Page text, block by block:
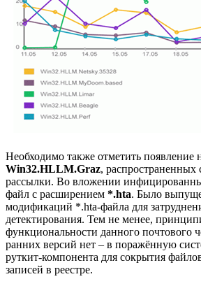
Необходимо также отметить
Win32.HLLM.Graz,
рассылки. Во вложении
файл с расширением *.hta. Было
модификаций *.hta-файла для
детектирования. Тем не менее,
функциональности данного почтового
ранних версий нет – в поражённую
руткит-компонента для сокрытия
записей в реестре.